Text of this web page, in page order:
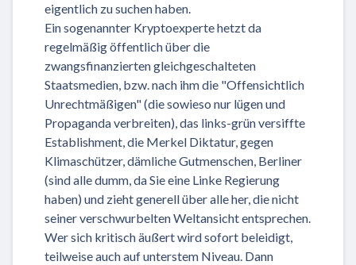
eigentlich zu suchen haben.
Ein sogenannter Kryptoexperte hetzt da
regelmäßig öffentlich über die
zwangsfinanzierten gleichgeschalteten
Staatsmedien, bzw. nach ihm die "Offensichtlich
Unrechtmäßigen" (die sowieso nur lügen und
Propaganda verbreiten), das links-grün versiffte
Establishment, die Merkel Diktatur, gegen
Klimaschützer, dämliche Gutmenschen, Berliner
(sind alle dumm, da Sie eine Linke Regierung
haben) und zieht generell über alle her, die nicht
seiner verschwurbelten Weltansicht entsprechen.
Wer sich kritisch äußert wird sofort beleidigt,
teilweise auch auf unterstem Niveau. Dann